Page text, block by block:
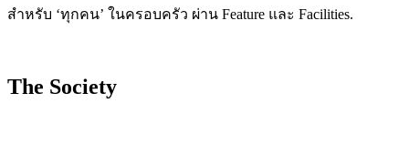
สำหรับ ‘ทุกคน’ ในครอบครัว ผ่าน Feature และ Facilities.
The Society